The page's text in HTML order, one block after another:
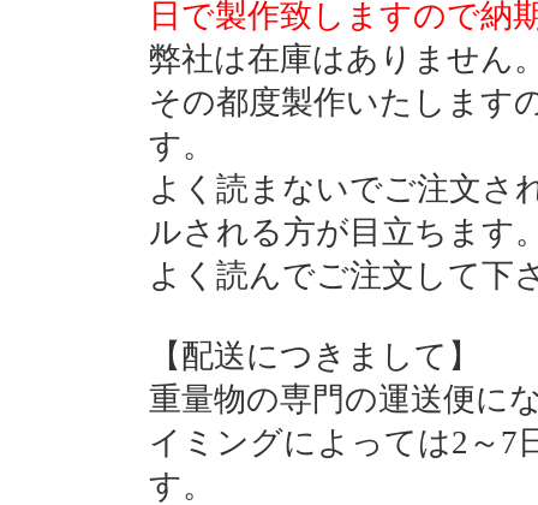
日で製作致しますので納
弊社は在庫はありません
その都度製作いたします
す。
よく読まないでご注文さ
ルされる方が目立ちます
よく読んでご注文して下
【配送につきまして】
重量物の専門の運送便に
イミングによっては2～7
す。